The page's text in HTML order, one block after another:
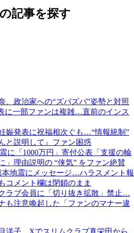
記事を探す
、政治家への“ズバズバ”姿勢と対照
に一部ファンは複雑…直前のインス
娠発表に祝福相次ぐも…“情報統制”
と説明して』ファン困惑
に「1000万円」寄付公表「支援の輪
」理由説明の “侠気” をファン絶賛
本地震にメッセージ…ハラスメント報
コメント欄は閉鎖のまま
ラブ会員に「切り抜き拡散」禁止…
も注意喚起した「ファンのマナー違
洋子、Xでスリムクラブ真栄田から